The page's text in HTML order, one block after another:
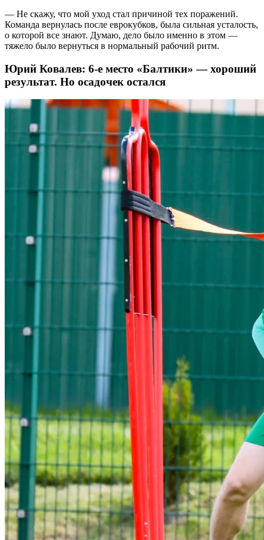
— Не скажу, что мой уход стал причиной тех поражений.
Команда вернулась после еврокубков, была сильная усталость,
о которой все знают. Думаю, дело было именно в этом —
тяжело было вернуться в нормальный рабочий ритм.
Юрий Ковалев: 6-е место «Балтики» — хороший
результат. Но осадочек остался